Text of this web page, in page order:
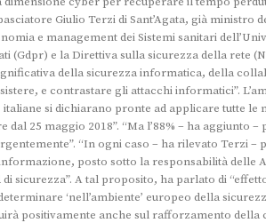
Giulio Terzi di Sant’Agata, già ministro
e management dei Sistemi sanitari
(Gdpr) e la Direttiva sulla sicurezza della rete
della sicurezza informatica, della
e contrastare gli attacchi informatici”.
si dichiarano pronte ad applicare tutte le
25 maggio 2018”. “Ma l’88% – ha aggiunto –
“In ogni caso – ha rilevato Terzi –
posto sotto la responsabilità delle
sicurezza”. A tal proposito, ha parlato di
‘nell’ambiente’ europeo della
positivamente anche sul rafforzamento della